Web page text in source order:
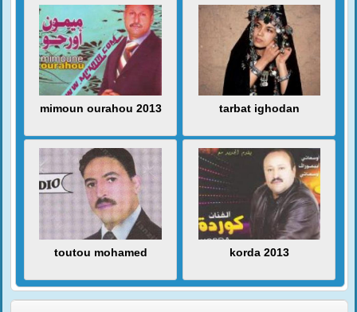
mimoun ourahou 2013 tarbat ighodan
toutou mohamed korda 2013